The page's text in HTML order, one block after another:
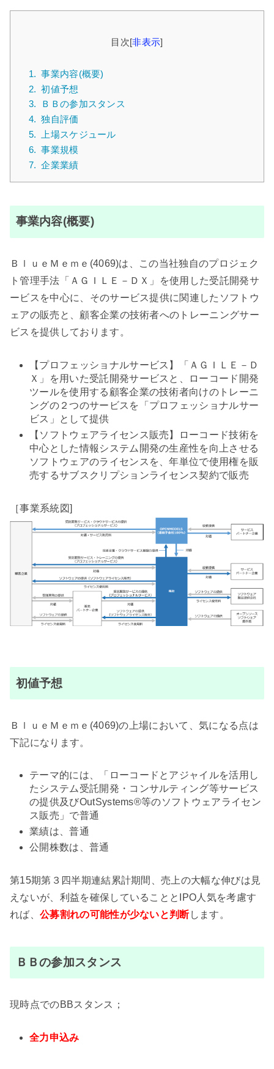
目次[非表示]
1. 事業内容(概要)
2. 初値予想
3.
ＢＢの参加スタンス
4. 独自評価
5.
上場スケジュール
6. 事業規模
7. 企業業績
事業内容(概要)
ＢｌｕｅＭｅｍｅ(4069)は、この当社独自のプロジェク
ト管理手法「ＡＧＩＬＥ－ＤＸ」を使用した受託開発サ
ービスを中心に、そのサービス提供に関連したソフトウ
ェアの販売と、顧客企業の技術者へのトレーニングサー
ビスを提供しております。
【プロフェッショナルサービス】「ＡＧＩＬＥ－Ｄ
Ｘ」を用いた受託開発サービスと、ローコード開発
ツールを使用する顧客企業の技術者向けのトレーニ
ングの２つのサービスを「プロフェッショナルサー
ビス」として提供
【ソフトウェアライセンス販売】ローコード技術を
中心とした情報システム開発の生産性を向上させる
ソフトウェアのライセンスを、年単位で使用権を販
売するサブスクリプションライセンス契約で販売
［事業系統図]
初値予想
ＢｌｕｅＭｅｍｅ(4069)の上場において、気になる点は
下記になります。
テーマ的には、「ローコードとアジャイルを活用し
たシステム受託開発・コンサルティング等サービス
の提供及びOutSystems®等のソフトウェアライセン
ス販売」で普通
業績は、普通
公開株数は、普通
第15期第３四半期連結累計期間、売上の大幅な伸びは見
えないが、利益を確保していることとIPO人気を考慮す
れば、 公募割れの可能性が少ないと判断します。
ＢＢの参加スタンス
現時点でのBBスタンス；
全力申込み